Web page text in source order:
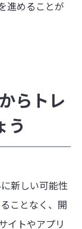
進めることが
らトレ
う
新しい可能性
ことなく、開
イトやアプリ